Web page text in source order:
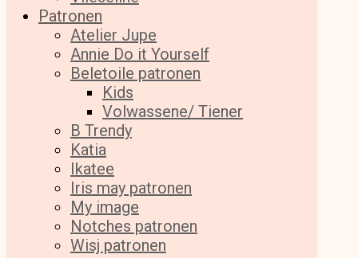
Patronen
Atelier Jupe
Annie Do it Yourself
Beletoile patronen
Kids
Volwassene/ Tiener
B Trendy
Katia
Ikatee
Iris may patronen
My image
Notches patronen
Wisj patronen